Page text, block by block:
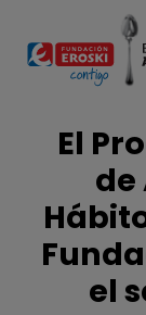
Pasar al
El
el